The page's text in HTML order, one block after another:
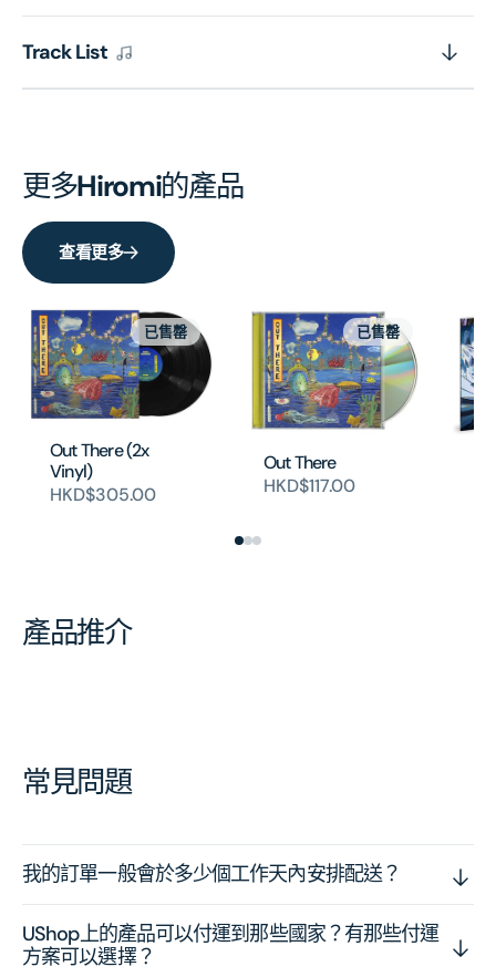
Track List
更多Hiromi的產品
查看更多
Out There (2x
Vinyl)
HKD$305.00
已售罄
Out There
HKD$117.00
已售罄
產品推介
常見問題
我的訂單一般會於多少個工作天內安排配送？
UShop上的產品可以付運到那些國家？有那些付運
方案可以選擇？